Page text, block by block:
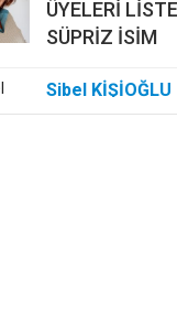
ÜYELERİ
SÜPRİZ İSİM
Sibel KİŞİOĞLU